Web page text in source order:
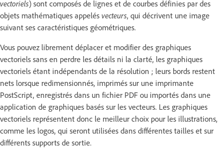
vectoriels) sont composés de lignes et de courbes définies par des
objets mathématiques appelés vecteurs, qui décrivent une image
suivant ses caractéristiques géométriques.
Vous pouvez librement déplacer et modifier des graphiques
vectoriels sans en perdre les détails ni la clarté, les graphiques
vectoriels étant indépendants de la résolution ; leurs bords restent
nets lorsque redimensionnés, imprimés sur une imprimante
PostScript, enregistrés dans un fichier PDF ou importés dans une
application de graphiques basés sur les vecteurs. Les graphiques
vectoriels représentent donc le meilleur choix pour les illustrations,
comme les logos, qui seront utilisées dans différentes tailles et sur
différents supports de sortie.